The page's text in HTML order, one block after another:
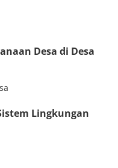
Desa di Desa
Lingkungan